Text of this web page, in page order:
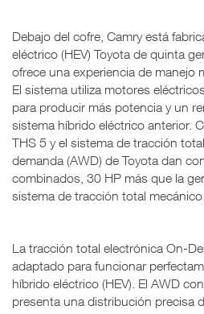
Debajo del cofre, Camry está
eléctrico (HEV) Toyota de quinta
ofrece una experiencia de manejo
El sistema utiliza motores
para producir más potencia y un
sistema híbrido eléctrico anterior.
THS 5 y el sistema de tracción
demanda (AWD) de Toyota dan
combinados, 30 HP más que la
sistema de tracción total mecánico.
La tracción total electrónica On-
adaptado para funcionar
híbrido eléctrico (HEV). El AWD
presenta una distribución precisa